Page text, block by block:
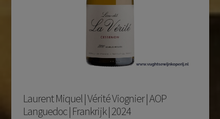
Laurent Miquel | Vérité Viognier | AOP
Languedoc | Frankrijk | 2024